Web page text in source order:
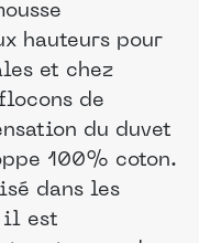
hauteurs pour
et chez
de
du duvet
100% coton.
dans les
il est